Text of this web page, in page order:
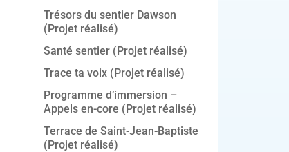
Trésors du sentier Dawson
(Projet réalisé)
Santé sentier (Projet réalisé)
Trace ta voix (Projet réalisé)
Programme d’immersion –
Appels en-core (Projet réalisé)
Terrace de Saint-Jean-Baptiste
(Projet réalisé)